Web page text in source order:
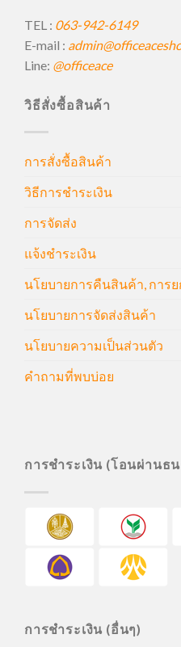
TEL : 063-942-6149
E-mail :
Line: @officeace
วิธีสั่งซื้อสินค้า
การสั่งซื้อสินค้า
วิธีการชำระเงิน
การจัดส่ง
แจ้งชำระเงิน
นโยบายการคืนสินค้า, การย
นโยบายการจัดส่งสินค้า
นโยบายความเป็นส่วนตัว
คำถามที่พบบ่อย
การชำระเงิน (โอนผ่านธ
การชำระเงิน (อื่นๆ)